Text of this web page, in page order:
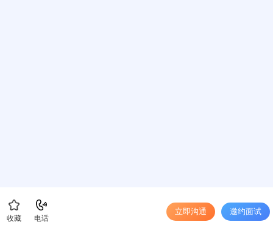
收藏 电话
立即沟通 邀约面试